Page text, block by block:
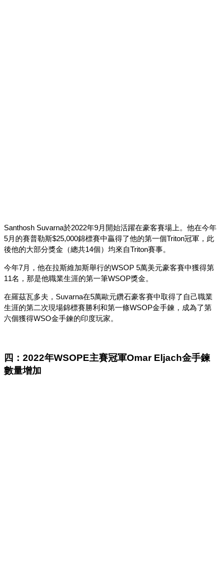
Santhosh Suvarna於2022年9月開始活躍在豪客賽場上。他在今年
5月的賽普勒斯$25,000錦標賽中贏得了他的第一個Triton冠軍，此
後他的大部分獎金（總共14個）均來自Triton賽事。
今年7月，他在拉斯維加斯舉行的WSOP 5萬美元豪客賽中獲得第
11名，那是他職業生涯的第一筆WSOP獎金。
在羅茲瓦多夫，Suvarna在5萬歐元鑽石豪客賽中取得了自己職業
生涯的第二次現場錦標賽勝利和第一條WSOP金手鍊，成為了第
六個獲得WSO金手鍊的印度玩家。
四：2022年WSOPE主賽冠軍Omar Eljach金手鍊
數量增加